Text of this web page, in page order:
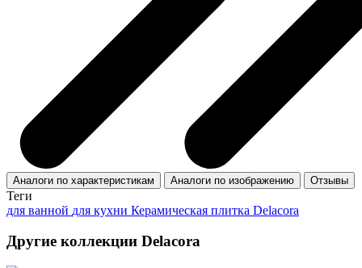
Аналоги по характеристикам Аналоги по изображению Отзывы
Теги
для ванной для кухни Керамическая плитка Delacora
Другие коллекции Delacora